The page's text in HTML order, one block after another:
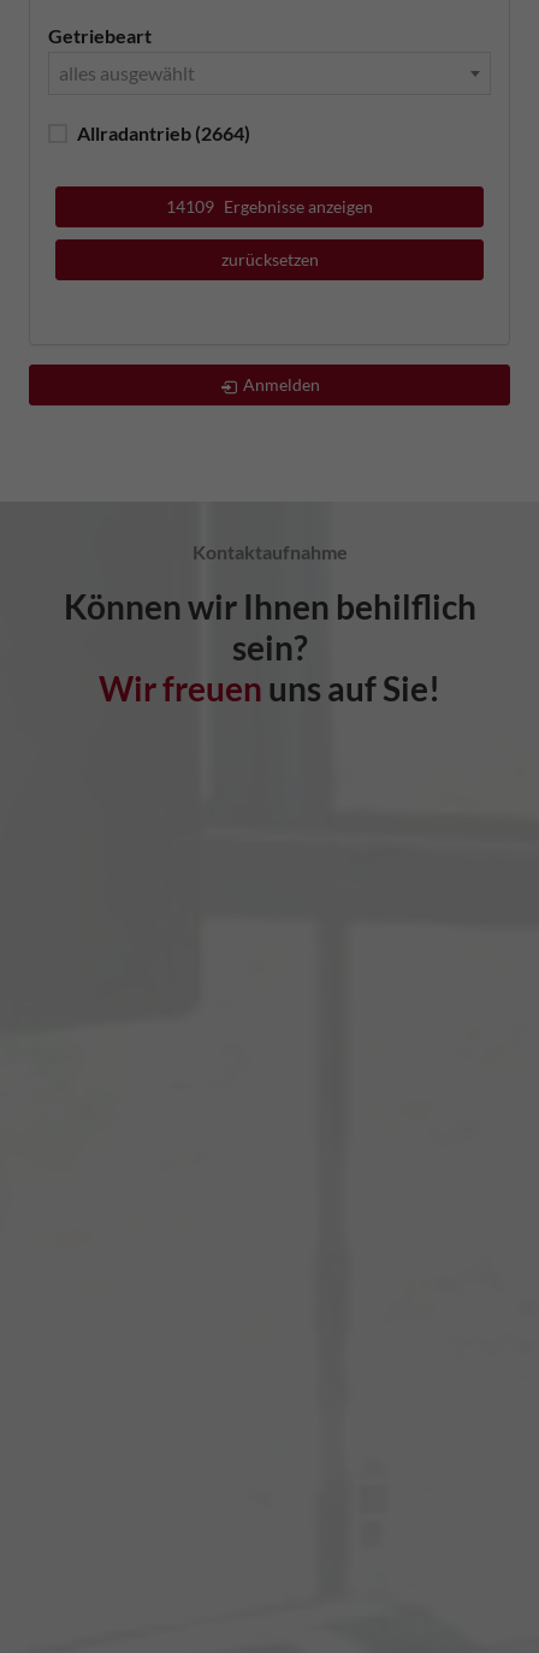
Getriebeart
alles ausgewählt
Allradantrieb (2664)
14109 Ergebnisse anzeigen
zurücksetzen
Anmelden
Kontaktaufnahme
Können wir Ihnen behilflich
sein?
Wir freuen uns auf Sie!